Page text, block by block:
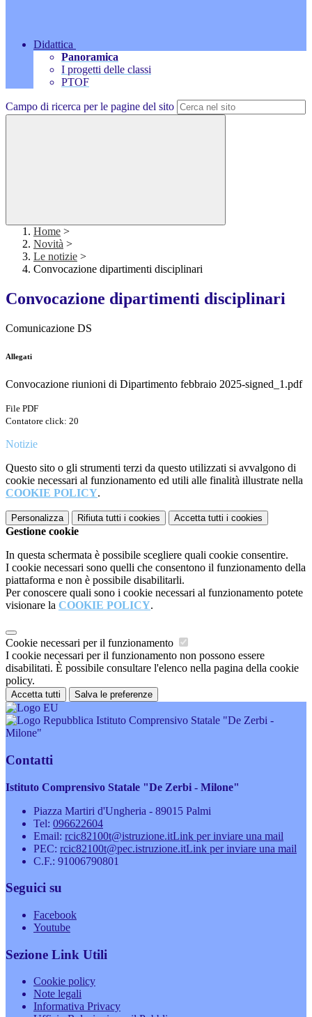
Didattica
Panoramica
I progetti delle classi
PTOF
Campo di ricerca per le pagine del sito
Home >
Novità >
Le notizie >
Convocazione dipartimenti disciplinari
Convocazione dipartimenti disciplinari
Comunicazione DS
Allegati
Convocazione riunioni di Dipartimento febbraio 2025-signed_1.pdf
File PDF
Contatore click: 20
Notizie
Questo sito o gli strumenti terzi da questo utilizzati si avvalgono di
cookie necessari al funzionamento ed utili alle finalità illustrate nella
COOKIE POLICY.
Personalizza Rifiuta tutti i cookies Accetta tutti i cookies
Gestione cookie
In questa schermata è possibile scegliere quali cookie consentire.
I cookie necessari sono quelli che consentono il funzionamento della
piattaforma e non è possibile disabilitarli.
Per conoscere quali sono i cookie necessari al funzionamento potete
visionare la COOKIE POLICY.
Cookie necessari per il funzionamento
I cookie necessari per il funzionamento non possono essere
disabilitati. È possibile consultare l'elenco nella pagina della cookie
policy.
Accetta tutti Salva le preferenze
Istituto Comprensivo Statale "De Zerbi -
Milone"
Contatti
Istituto Comprensivo Statale "De Zerbi - Milone"
Piazza Martiri d'Ungheria - 89015 Palmi
Tel: 096622604
Email: rcic82100t@istruzione.itLink per inviare una mail
PEC: rcic82100t@pec.istruzione.itLink per inviare una mail
C.F.: 91006790801
Seguici su
Facebook
Youtube
Sezione Link Utili
Cookie policy
Note legali
Informativa Privacy